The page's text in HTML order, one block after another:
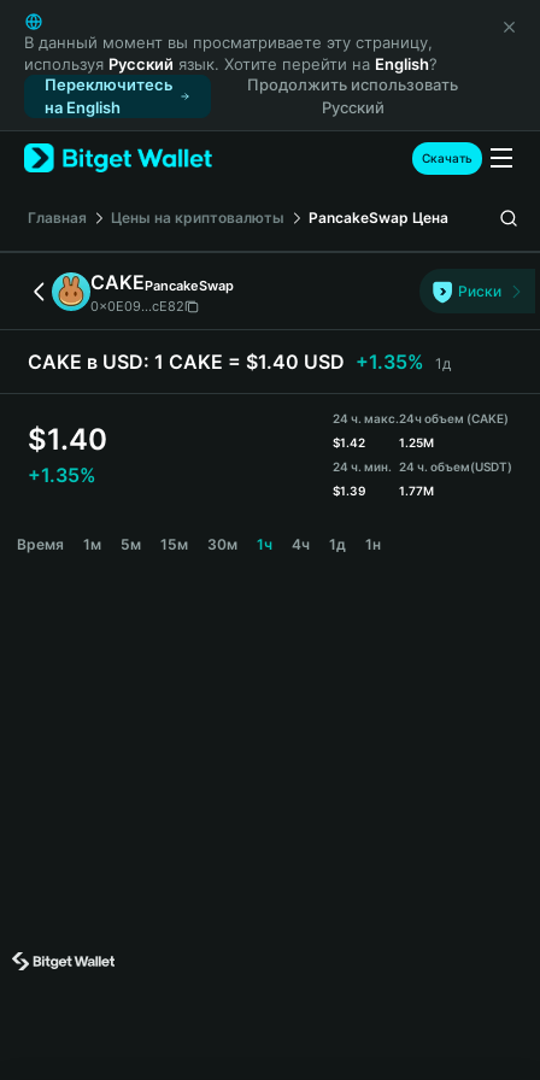
English
日本語
Tiếng Việt
Русский
Español (Latinoamérica)
Türkçe
Français
Deutsch
简体中文
繁體中文
Português (Portugal)
Bahasa Indonesia
ภาษาไทย
Español
Español (Argentina)
В данный момент вы просматриваете эту страницу,
используя Русский язык. Хотите перейти на English?
Переключитесь
на English
Продолжить использовать
Русский
Скачать
Главная Цены на криптовалюты PancakeSwap Цена
CAKEPancakeSwap
0x0E09...cE82
Риски
CAKE в USD: 1 CAKE = $1.40 USD +1.35% 1д
$1.40
+1.35%
24 ч. макс.
$1.42
24 ч. мин.
$1.39
24ч объем (CAKE)
1.25M
24 ч. объем(USDT)
1.77M
Время 1м 5м 15м 30м 1ч 4ч 1д 1н